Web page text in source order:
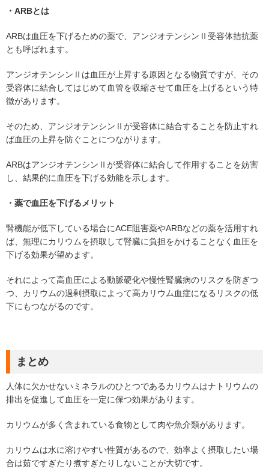
・ARBとは
ARBは血圧を下げるための薬で、アンジオテンシンⅡ受容体拮抗薬
とも呼ばれます。
アンジオテンシンⅡは血圧が上昇する原因となる物質ですが、その
受容体に結合してはじめて血管を収縮させて血圧を上げるという特
徴があります。
そのため、アンジオテンシンⅡが受容体に結合することを防止すれ
ば血圧の上昇を防ぐことにつながります。
ARBはアンジオテンシンⅡが受容体に結合して作用することを妨害
し、結果的に血圧を下げる効能を示します。
・薬で血圧を下げるメリット
腎機能が低下している場合にACE阻害薬やARBなどの薬を活用すれ
ば、無理にカリウムを摂取して腎臓に負担をかけることなく血圧を
下げる効果が望めます。
それによって高血圧による動脈硬化や慢性腎臓病のリスクを防ぎつ
つ、カリウムの過剰摂取によって高カリウム血症になるリスクの低
下にもつながるのです。
まとめ
人体に欠かせないミネラルのひとつであるカリウムはナトリウムの
排出を促進して血圧を一定に保つ効果があります。
カリウムが多く含まれている食物として肉や魚介類があります。
カリウムは水に溶けやすい性質があるので、効率よく摂取したい場
合は茹ですぎたり煮すぎたりしないことが大切です。